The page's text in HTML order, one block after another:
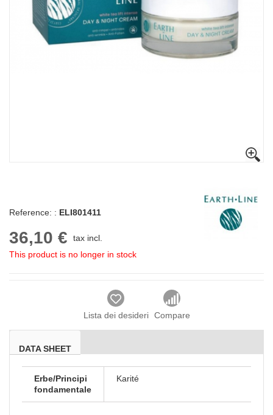
Reference: : ELI801411
36,10 €
tax incl.
This product is no longer in stock
Lista dei desideri Compare
DATA SHEET
Erbe/Principi
fondamentale
Karité